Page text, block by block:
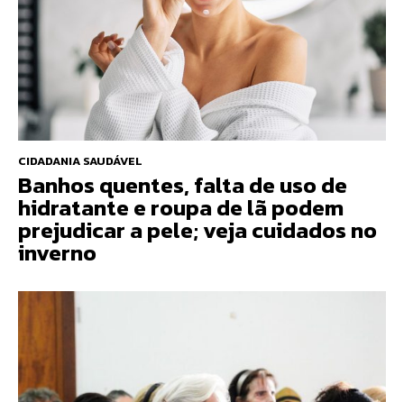
CIDADANIA SAUDÁVEL
Banhos quentes, falta de uso de
hidratante e roupa de lã podem
prejudicar a pele; veja cuidados no
inverno